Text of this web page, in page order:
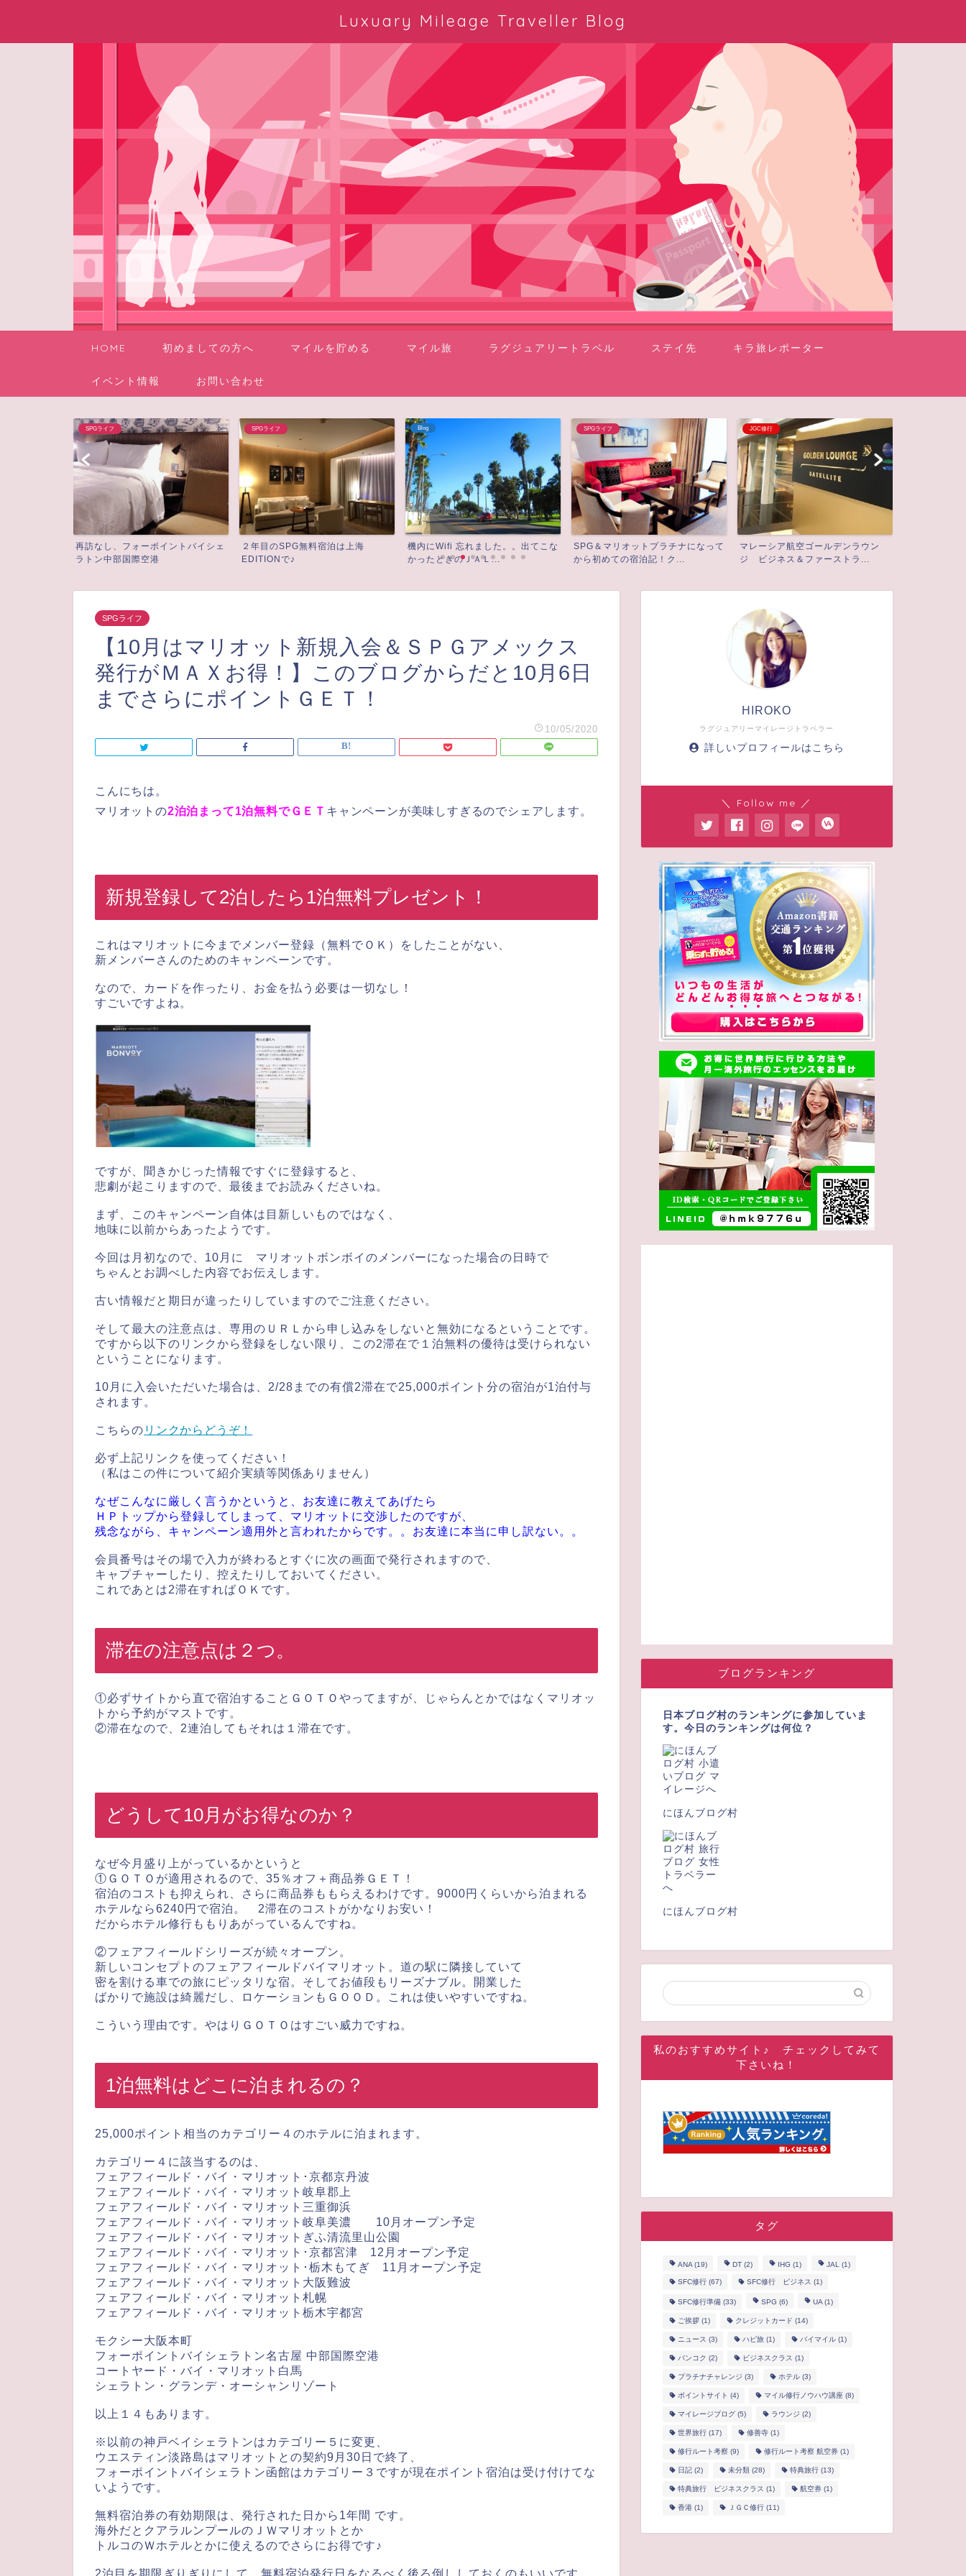
Luxuary Mileage Traveller Blog
HOME 初めましての方へ マイルを貯める マイル旅 ラグジュアリートラベル ステイ先 キラ旅レポーター
イベント情報 お問い合わせ
SPGライフ
再訪なし、フォーポイントバイシェ
ラトン中部国際空港
SPGライフ
２年目のSPG無料宿泊は上海
EDITIONで♪
Blog
機内にWifi 忘れました。。出てこな
かったときのＪＡＬ...
SPGライフ
SPG＆マリオットプラチナになって
から初めての宿泊記！ク...
JGC修行
マレーシア航空ゴールデンラウン
ジ ビジネス＆ファーストラ...
SPGライフ
【10月はマリオット新規入会＆ＳＰＧアメックス
発行がＭＡＸお得！】このブログからだと10月6日
までさらにポイントＧＥＴ！
10/05/2020
こんにちは。
マリオットの2泊泊まって1泊無料でＧＥＴ キャンペーンが美味しすぎるのでシェアします。
新規登録して2泊したら1泊無料プレゼント！
これはマリオットに今までメンバー登録（無料でＯＫ）をしたことがない、
新メンバーさんのためのキャンペーンです。
なので、カードを作ったり、お金を払う必要は一切なし！
すごいですよね。
ですが、聞きかじった情報ですぐに登録すると、
悲劇が起こりますので、最後までお読みくださいね。
まず、このキャンペーン自体は目新しいものではなく、
地味に以前からあったようです。
今回は月初なので、10月に マリオットボンボイのメンバーになった場合の日時で
ちゃんとお調べした内容でお伝えします。
古い情報だと期日が違ったりしていますのでご注意ください。
そして最大の注意点は、専用のＵＲＬから申し込みをしないと無効になるということです。
ですから以下のリンクから登録をしない限り、この2滞在で１泊無料の優待は受けられない
ということになります。
10月に入会いただいた場合は、2/28までの有償2滞在で25,000ポイント分の宿泊が1泊付与
されます。
こちらの リンクからどうぞ！
必ず上記リンクを使ってください！
（私はこの件について紹介実績等関係ありません）
なぜこんなに厳しく言うかというと、お友達に教えてあげたら
ＨＰトップから登録してしまって、マリオットに交渉したのですが、
残念ながら、キャンペーン適用外と言われたからです。。お友達に本当に申し訳ない。。
会員番号はその場で入力が終わるとすぐに次の画面で発行されますので、
キャプチャーしたり、控えたりしておいてください。
これであとは2滞在すればＯＫです。
滞在の注意点は２つ。
①必ずサイトから直で宿泊することＧＯＴＯやってますが、じゃらんとかではなくマリオッ
トから予約がマストです。
②滞在なので、2連泊してもそれは１滞在です。
どうして10月がお得なのか？
なぜ今月盛り上がっているかというと
①ＧＯＴＯが適用されるので、35％オフ＋商品券ＧＥＴ！
宿泊のコストも抑えられ、さらに商品券ももらえるわけです。9000円くらいから泊まれる
ホテルなら6240円で宿泊。 2滞在のコストがかなりお安い！
だからホテル修行ももりあがっているんですね。
②フェアフィールドシリーズが続々オープン。
新しいコンセプトのフェアフィールドバイマリオット。道の駅に隣接していて
密を割ける車での旅にピッタリな宿。そしてお値段もリーズナブル。開業した
ばかりで施設は綺麗だし、ロケーションもＧＯＯＤ。これは使いやすいですね。
こういう理由です。やはりＧＯＴＯはすごい威力ですね。
1泊無料はどこに泊まれるの？
25,000ポイント相当のカテゴリー４のホテルに泊まれます。
カテゴリー４に該当するのは、
フェアフィールド・バイ・マリオット･京都京丹波
フェアフィールド・バイ・マリオット岐阜郡上
フェアフィールド・バイ・マリオット三重御浜
フェアフィールド・バイ・マリオット岐阜美濃 10月オープン予定
フェアフィールド・バイ・マリオットぎふ清流里山公園
フェアフィールド・バイ・マリオット･京都宮津 12月オープン予定
フェアフィールド・バイ・マリオット･栃木もてぎ 11月オープン予定
フェアフィールド・バイ・マリオット大阪難波
フェアフィールド・バイ・マリオット札幌
フェアフィールド・バイ・マリオット栃木宇都宮
モクシー大阪本町
フォーポイントバイシェラトン名古屋 中部国際空港
コートヤード・バイ・マリオット白馬
シェラトン・グランデ・オーシャンリゾート
以上１４もあります。
※以前の神戸ベイシェラトンはカテゴリー５に変更、
ウエスティン淡路島はマリオットとの契約9月30日で終了、
フォーポイントバイシェラトン函館はカテゴリー３ですが現在ポイント宿泊は受け付けてな
いようです。
無料宿泊券の有効期限は、発行された日から1年間 です。
海外だとクアラルンプールのＪＷマリオットとか
トルコのＷホテルとかに使えるのでさらにお得です♪
2泊目を期限ぎりぎりにして、無料宿泊発行日をなるべく後ろ倒ししておくのもいいです
ラグジュアリーマイレージトラベラー
HIROKO
詳しいプロフィールはこちら
＼ Follow me ／
ブログランキング
日本ブログ村のランキングに参加していま
す。今日のランキングは何位？
にほんブログ村
にほんブログ村
私のおすすめサイト♪ チェックしてみて
下さいね！
タグ
ANA(19) DT(2) IHG (1) JAL (1)
SFC修行(67) SFC修行 ビジネス (1)
SFC修行準備(33) SPG (6) UA(1)
ご挨拶(1) クレジットカード (14)
ニュース (3) ハピ旅(1) バイマイル(1)
バンコク (2) ビジネスクラス (1)
プラチナチャレンジ (3) ホテル(3)
ポイントサイト (4) マイル修行ノウハウ講座(8)
マイレージブログ(5) ラウンジ (2)
世界旅行(17) 修善寺(1)
修行ルート考察(9) 修行ルート考察 航空券(1)
日記(2) 未分類(28) 特典旅行(13)
特典旅行 ビジネスクラス (1) 航空券(1)
香港(1) ＪＧＣ修行(11)